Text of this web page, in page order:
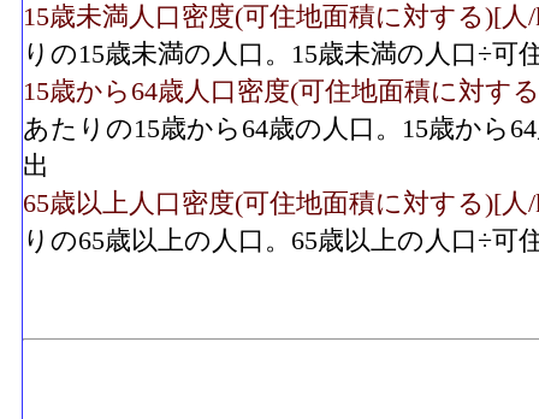
15歳未満人口密度(可住地面積に対する)[人
りの15歳未満の人口。15歳未満の人口÷可
15歳から64歳人口密度(可住地面積に対す
あたりの15歳から64歳の人口。15歳から
出
65歳以上人口密度(可住地面積に対する)[人/
りの65歳以上の人口。65歳以上の人口÷可